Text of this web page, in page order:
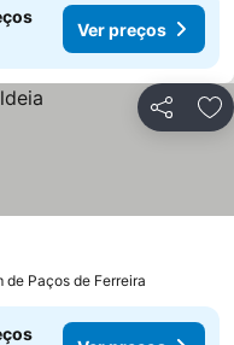
Ver preços
Partilhar
de Paços de Ferreira